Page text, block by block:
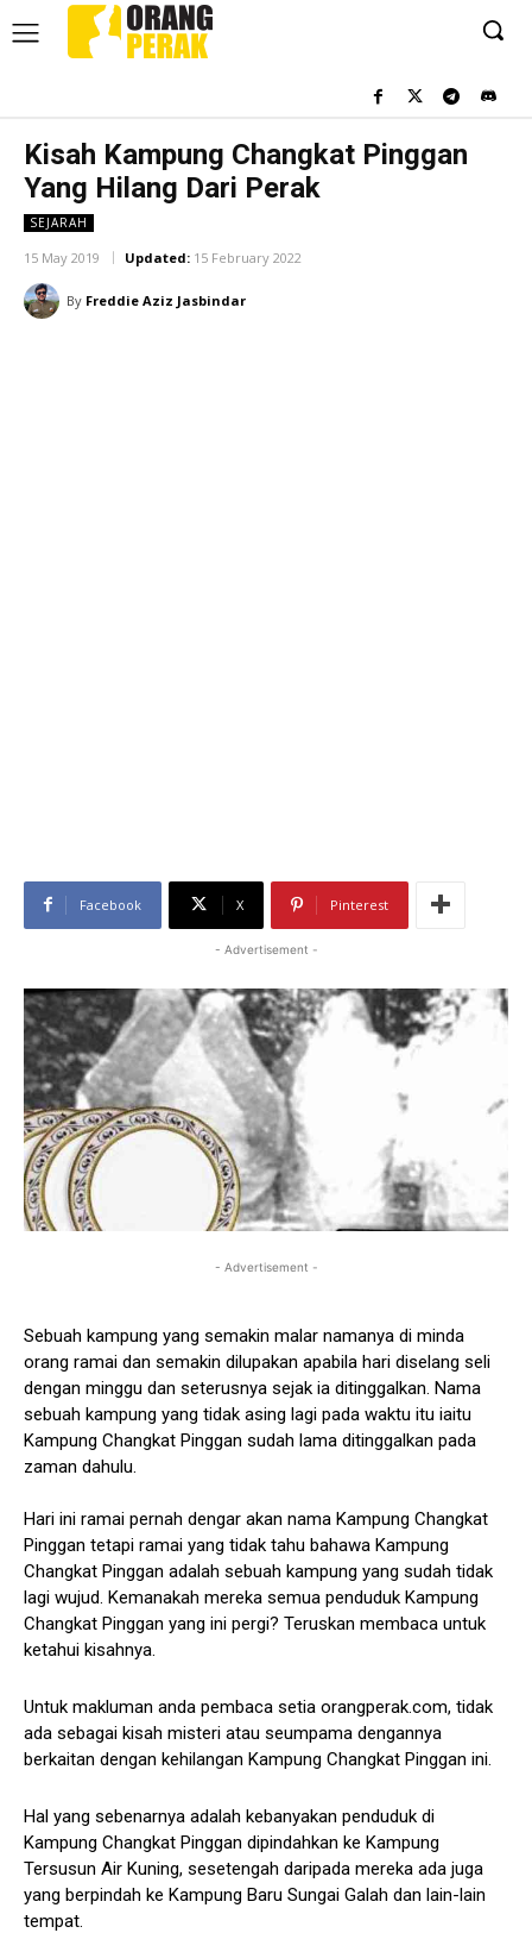
Kisah Kampung Changkat Pinggan
Yang Hilang Dari Perak
SEJARAH
15 May 2019 Updated: 15 February 2022
By Freddie Aziz Jasbindar
Facebook X Pinterest
- Advertisement -
- Advertisement -
Sebuah kampung yang semakin malar namanya di minda
orang ramai dan semakin dilupakan apabila hari diselang seli
dengan minggu dan seterusnya sejak ia ditinggalkan. Nama
sebuah kampung yang tidak asing lagi pada waktu itu iaitu
Kampung Changkat Pinggan sudah lama ditinggalkan pada
zaman dahulu.
Hari ini ramai pernah dengar akan nama Kampung Changkat
Pinggan tetapi ramai yang tidak tahu bahawa Kampung
Changkat Pinggan adalah sebuah kampung yang sudah tidak
lagi wujud. Kemanakah mereka semua penduduk Kampung
Changkat Pinggan yang ini pergi? Teruskan membaca untuk
ketahui kisahnya.
Untuk makluman anda pembaca setia orangperak.com, tidak
ada sebagai kisah misteri atau seumpama dengannya
berkaitan dengan kehilangan Kampung Changkat Pinggan ini.
Hal yang sebenarnya adalah kebanyakan penduduk di
Kampung Changkat Pinggan dipindahkan ke Kampung
Tersusun Air Kuning, sesetengah daripada mereka ada juga
yang berpindah ke Kampung Baru Sungai Galah dan lain-lain
tempat.